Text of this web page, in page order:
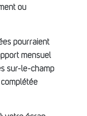
ou
pourraient
mensuel
sur-le-champ